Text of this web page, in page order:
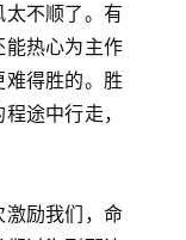
不顺了。有
热心为主作
得胜的。胜
途中行走，
激励我们，命